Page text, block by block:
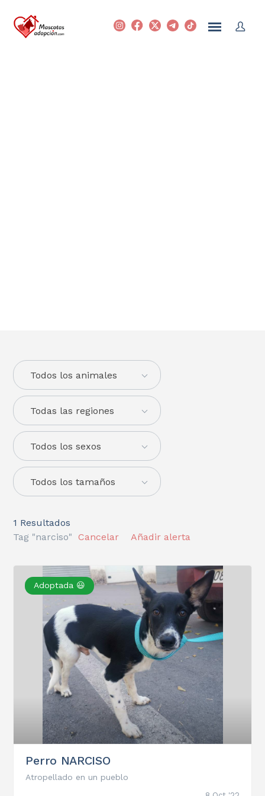
Todas las regiones
Todos los animales
Todos los sexos
Todos los tamaños
1 Resultados
Tag "narciso"
Cancelar Añadir alerta
Adoptada 😃
Perro NARCISO
Atropellado en un pueblo